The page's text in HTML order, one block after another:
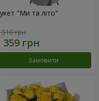
"Ми та літо"
грн
Замовити